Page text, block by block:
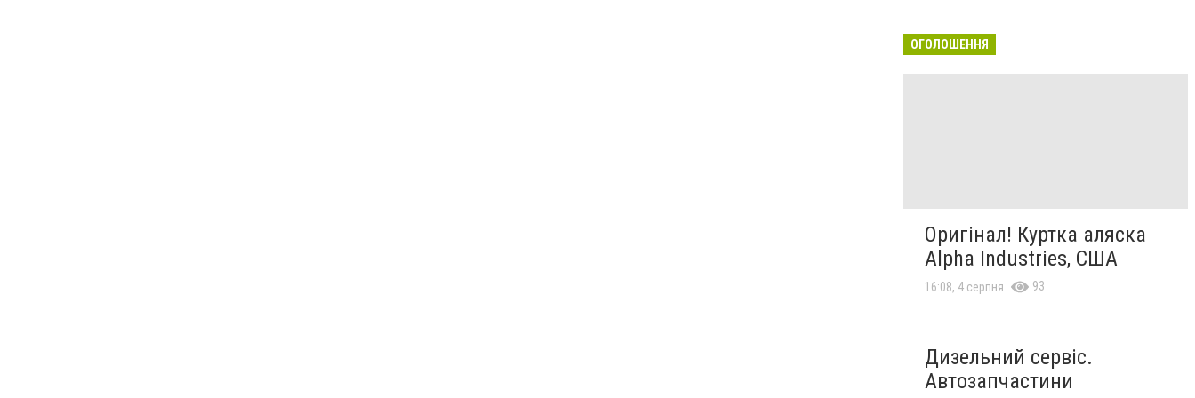
ОГОЛОШЕННЯ
Оригінал! Куртка аляска
Alpha Industries, США
16:08, 4 серпня 93
Дизельний сервіс.
Автозапчастини